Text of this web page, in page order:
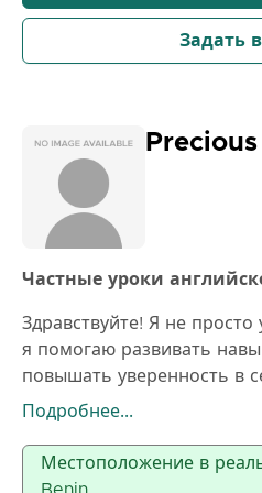
изучение английского
стимулирующим и
помочь каждому студенту
Задать
Precious
Частные уроки
Здравствуйте! Я не
я помогаю развивать
повышать уверенность в
учащиеся уже знают
его без страха. Мои
чтобы помочь учащимся
Подробнее...
Местоположение в